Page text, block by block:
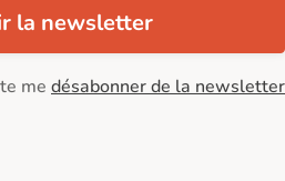
la newsletter
me désabonner de la newsletter